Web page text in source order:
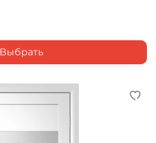
Выбрать